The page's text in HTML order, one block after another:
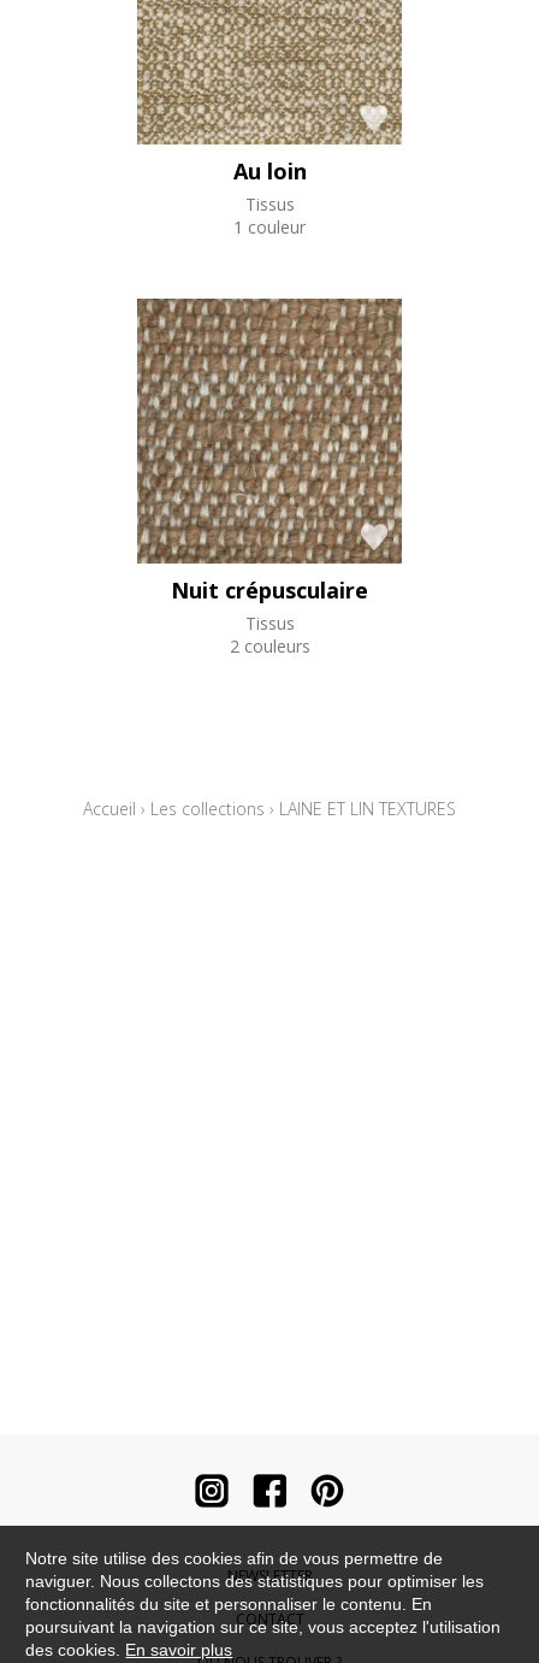
Au loin
Tissus
1 couleur
Nuit crépusculaire
Tissus
2 couleurs
Accueil › Les collections › LAINE ET LIN TEXTURES
NEWSLETTER
CONTACT
Notre site utilise des cookies afin de vous permettre de
naviguer. Nous collectons des statistiques pour optimiser les
fonctionnalités du site et personnaliser le contenu. En
poursuivant la navigation sur ce site, vous acceptez l'utilisation
des cookies. En savoir plus